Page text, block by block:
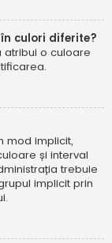
culori diferite?
atribui o culoare
mod implicit,
și interval
trebuie
implicit prin